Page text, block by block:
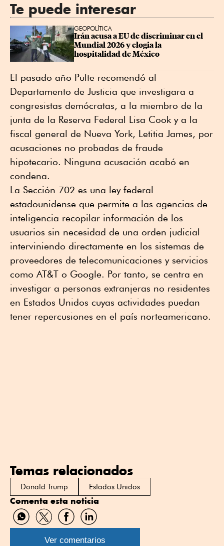
Te puede interesar
GEOPOLÍTICA
Irán acusa a EU de discriminar en el
Mundial 2026 y elogia la
hospitalidad de México
El pasado año Pulte recomendó al
Departamento de Justicia que investigara a
congresistas demócratas, a la miembro de la
junta de la Reserva Federal Lisa Cook y a la
fiscal general de Nueva York, Letitia James, por
acusaciones no probadas de fraude
hipotecario. Ninguna acusación acabó en
condena.
La Sección 702 es una ley federal
estadounidense que permite a las agencias de
inteligencia recopilar información de los
usuarios sin necesidad de una orden judicial
interviniendo directamente en los sistemas de
proveedores de telecomunicaciones y servicios
como AT&T o Google. Por tanto, se centra en
investigar a personas extranjeras no residentes
en Estados Unidos cuyas actividades puedan
tener repercusiones en el país norteamericano.
Temas relacionados
Donald Trump Estados Unidos
Comenta esta noticia
Compartir
por
WhatsApp
Compartir
por
Twitter
Compartir
por
Facebook
Compartir
por
Linkedin
Ver comentarios